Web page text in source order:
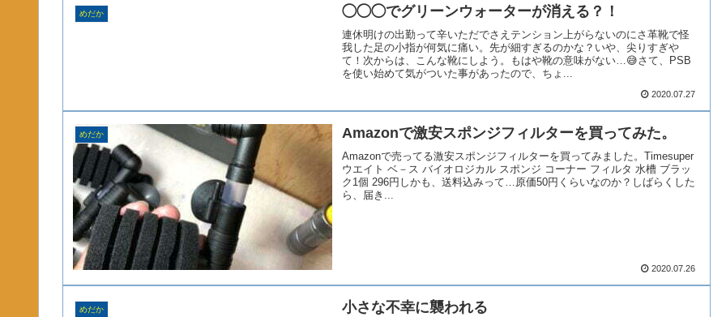
めだか ◯◯◯でグリーンウォーターが消える？！
連休明けの出勤って辛いただでさえテンション上がらないのにさ革靴で怪
我した足の小指が何気に痛い。先が細すぎるのかな？いや、尖りすぎや
て！次からは、こんな靴にしよう。もはや靴の意味がない…😅さて、PSB
を使い始めて気がついた事があったので、ちょ...
2020.07.27
めだか Amazonで激安スポンジフィルターを買ってみた。
Amazonで売ってる激安スポンジフィルターを買ってみました。Timesuper
ウエイト ベ－ス バイオロジカル スポンジ コーナー フィルタ 水槽 ブラッ
ク1個 296円しかも、送料込みって…原価50円くらいなのか？しばらくした
ら、届き...
2020.07.26
めだか 小さな不幸に襲われる